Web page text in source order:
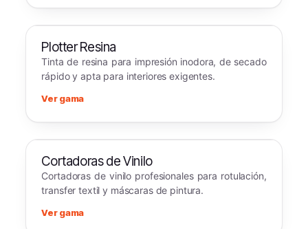
Plotter Resina
Tinta de resina para impresión inodora, de secado
rápido y apta para interiores exigentes.
Ver gama
Cortadoras de Vinilo
Cortadoras de vinilo profesionales para rotulación,
transfer textil y máscaras de pintura.
Ver gama